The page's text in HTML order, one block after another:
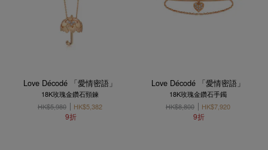
Love Décodé 「愛情密語」
18K玫瑰金鑽石頸鍊
HK$5,980
HK$5,382
9折
Love Décodé 「愛情密語」
18K玫瑰金鑽石手鐲
HK$8,800
HK$7,920
9折